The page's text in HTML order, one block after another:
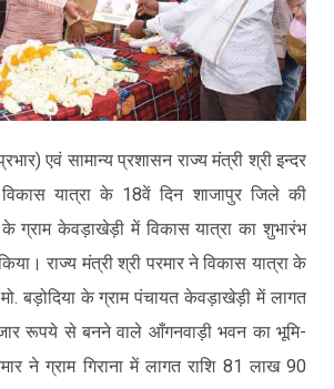
एवं सामान्य प्रशासन राज्य मंत्री श्री इन्दर
यात्रा के 18वें दिन शाजापुर जिले की
ग्राम केवड़ाखेड़ी में विकास यात्रा का शुभारंभ
राज्य मंत्री श्री परमार ने विकास यात्रा के
बड़ोदिया के ग्राम पंचायत केवड़ाखेड़ी में लागत
रूपये से बनने वाले आँगनवाड़ी भवन का भूमि-
ने ग्राम गिराना में लागत राशि 81 लाख 90